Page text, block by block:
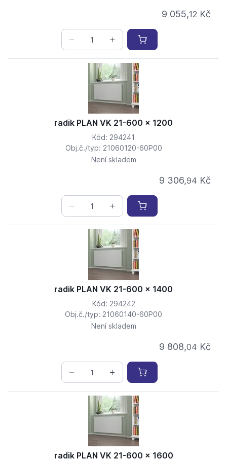
9 055,12 Kč
radik PLAN VK 21-600 x 1200
Kód: 294241
Obj.č./typ: 21060120-60P00
Není skladem
9 306,94 Kč
radik PLAN VK 21-600 x 1400
Kód: 294242
Obj.č./typ: 21060140-60P00
Není skladem
9 808,04 Kč
radik PLAN VK 21-600 x 1600